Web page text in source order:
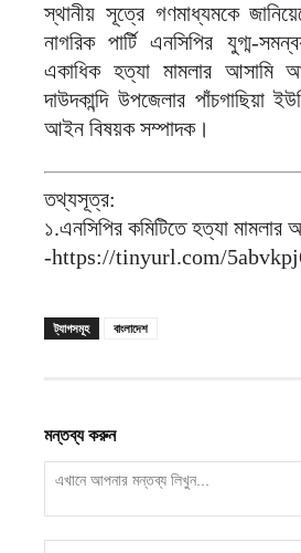
স্থানীয় সূত্রে গণমাধ্যমকে
নাগরিক পার্টি এনসিপির যুগ্ম-
একাধিক হত্যা মামলার আসামি
দাউদকান্দি উপজেলার পাঁচগাছিয়া
আইন বিষয়ক সম্পাদক।
তথ্যসূত্র:
১.এনসিপির কমিটিতে হত্যা মামলার
-https://tinyurl.com/
ট্যাগসমূহ বাংলাদেশ
মন্তব্য করুন